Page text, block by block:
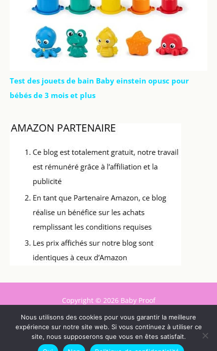
Test des jouets de bain Baby einstein opusc pour
bébés de 3 mois et plus
Copyright © 2026 Baby Proof
Contact
Mentions légales
Politique de confidentialité
Nous utilisons des cookies pour vous garantir la meilleure
expérience sur notre site web. Si vous continuez à utiliser ce
site, nous supposerons que vous en êtes satisfait.